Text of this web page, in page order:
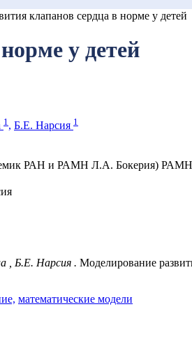
клапанов сердца в норме у детей
у детей
1 , Б.Е. Нарсия 1
РАН и РАМН Л.А. Бокерия) РАМН,
, Б.Е. Нарсия . Моделирование
математические модели